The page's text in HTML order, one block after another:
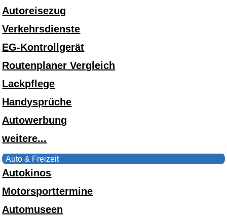
Autoreisezug
Verkehrsdienste
EG-Kontrollgerät
Routenplaner Vergleich
Lackpflege
Handysprüche
Autowerbung
weitere...
Auto & Freizeit
Autokinos
Motorsporttermine
Automuseen